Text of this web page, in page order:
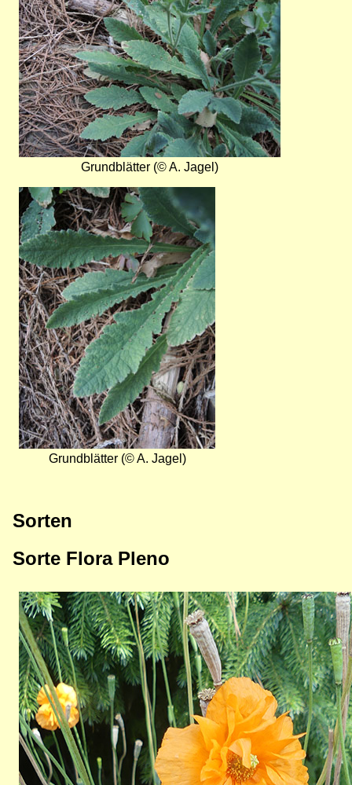
Grundblätter (© A. Jagel)
Bild
Grundblätter (© A. Jagel)
Sorten
Sorte Flora Pleno
Bild